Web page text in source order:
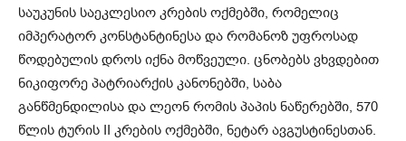
საუკუნის საეკლესიო კრების ოქმებში, რომელიც
იმპერატორ კონსტანტინესა და რომანოზ უფროსად
წოდებულის დროს იქნა მოწვეული. ცნობებს ვხვდებით
ნიკიფორე პატრიარქის კანონებში, საბა
განწმენდილისა და ლეონ რომის პაპის ნაწერებში, 570
წლის ტურის II კრების ოქმებში, ნეტარ ავგუსტინესთან.